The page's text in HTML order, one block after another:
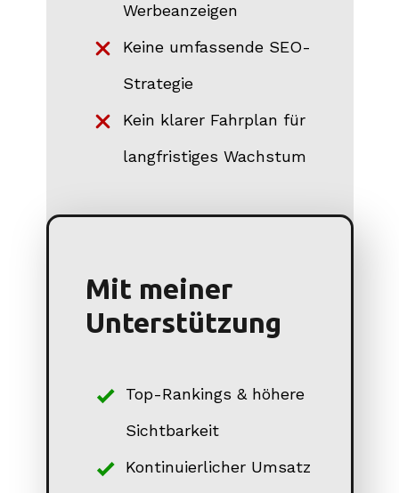
Werbeanzeigen
Keine umfassende SEO-
Strategie
Kein klarer Fahrplan für
langfristiges Wachstum
Mit meiner
Unterstützung
Top-Rankings & höhere
Sichtbarkeit
Kontinuierlicher Umsatz